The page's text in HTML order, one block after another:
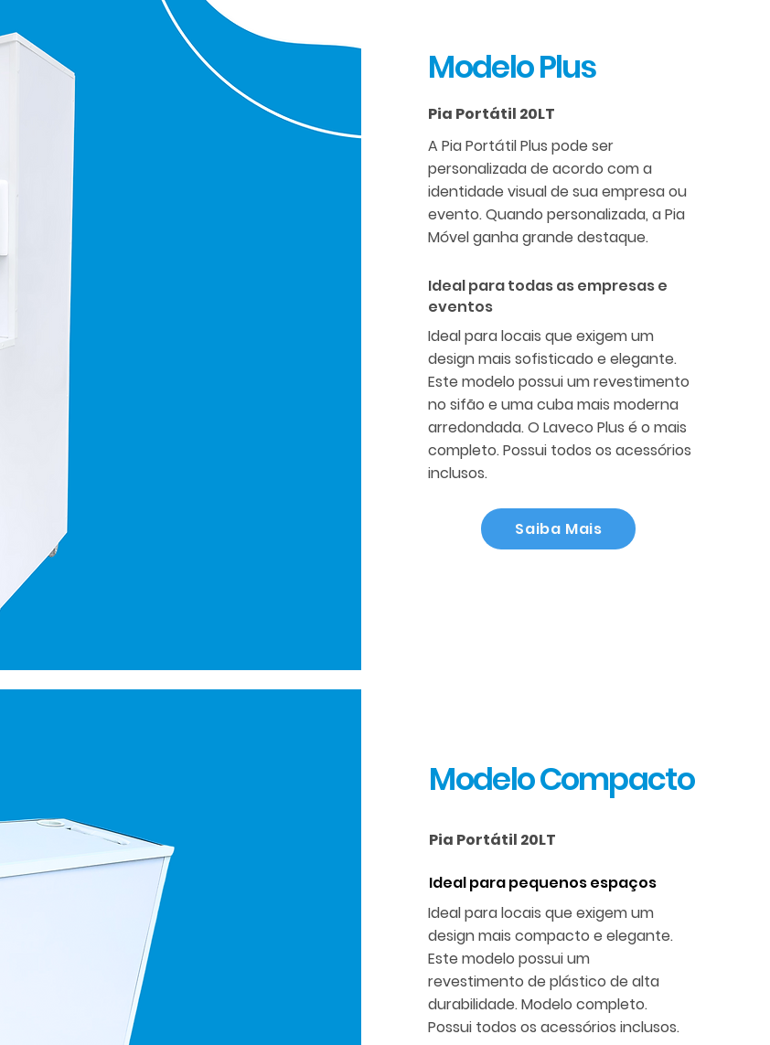
Modelo Plus
Pia Portátil 20LT
A Pia Portátil Plus pode ser
personalizada de acordo com a
identidade visual de sua empresa ou
evento. Quando personalizada, a Pia
Móvel ganha grande destaque.
Ideal para todas as empresas e
eventos
Ideal para locais que exigem um
design mais sofisticado e elegante.
Este modelo possui um revestimento
no sifão e uma cuba mais moderna
arredondada. O Laveco Plus é o mais
completo. Possui todos os acessórios
inclusos.
Saiba Mais
Modelo Compacto
Pia Portátil 20LT
Ideal para pequenos espaços
Ideal para locais que exigem um
design mais compacto e elegante.
Este modelo possui um
revestimento de plástico de alta
durabilidade. Modelo completo.
Possui todos os acessórios inclusos.